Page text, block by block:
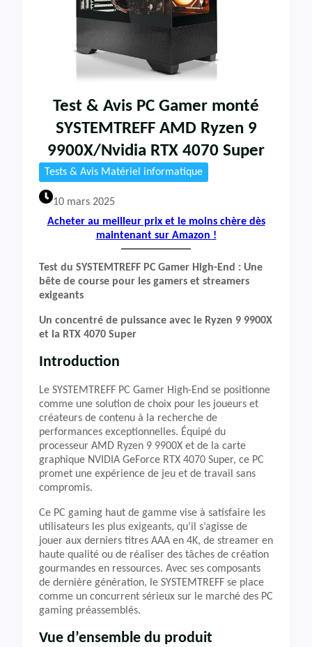
Test & Avis PC Gamer monté
SYSTEMTREFF AMD Ryzen 9
9900X/Nvidia RTX 4070 Super
Tests & Avis Matériel informatique
10 mars 2025
Acheter au meilleur prix et le moins chère dès
maintenant sur Amazon !
Test du SYSTEMTREFF PC Gamer High-End : Une
bête de course pour les gamers et streamers
exigeants
Un concentré de puissance avec le Ryzen 9 9900X
et la RTX 4070 Super
Introduction
Le SYSTEMTREFF PC Gamer High-End se positionne
comme une solution de choix pour les joueurs et
créateurs de contenu à la recherche de
performances exceptionnelles. Équipé du
processeur AMD Ryzen 9 9900X et de la carte
graphique NVIDIA GeForce RTX 4070 Super, ce PC
promet une expérience de jeu et de travail sans
compromis.
Ce PC gaming haut de gamme vise à satisfaire les
utilisateurs les plus exigeants, qu’il s’agisse de
jouer aux derniers titres AAA en 4K, de streamer en
haute qualité ou de réaliser des tâches de création
gourmandes en ressources. Avec ses composants
de dernière génération, le SYSTEMTREFF se place
comme un concurrent sérieux sur le marché des PC
gaming préassemblés.
Vue d’ensemble du produit